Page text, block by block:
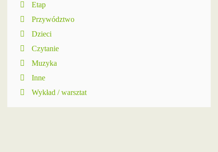
Etap
Przywództwo
Dzieci
Czytanie
Muzyka
Inne
Wykład / warsztat